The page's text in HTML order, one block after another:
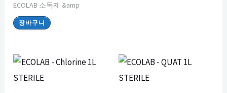
ECOLAB 소독제 &amp
장바구니